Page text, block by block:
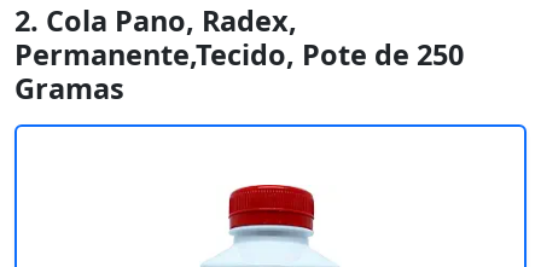
2. Cola Pano, Radex,
Permanente,Tecido, Pote de 250
Gramas